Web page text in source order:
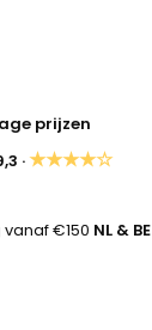
prijzen
·★★★★☆
vanaf €150 NL & BE